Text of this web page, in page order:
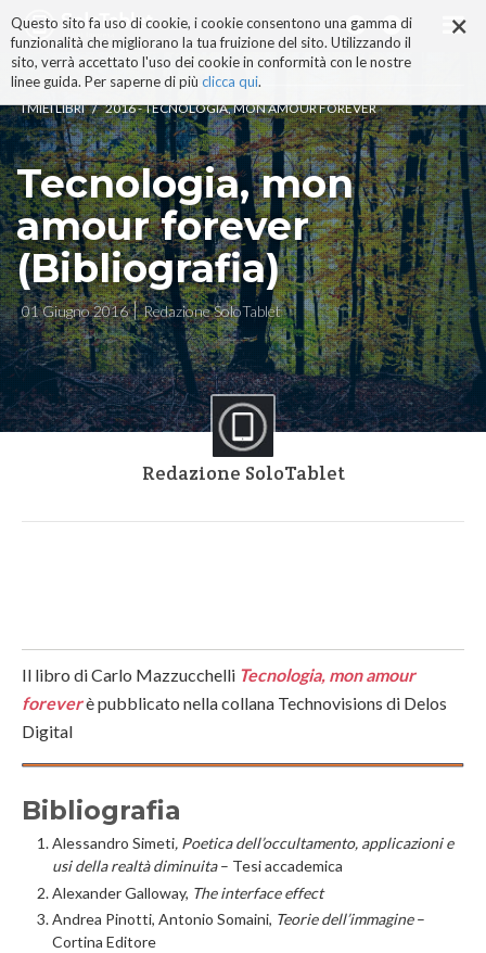
×
Questo sito fa uso di cookie, i cookie consentono una gamma di
funzionalità che migliorano la tua fruizione del sito. Utilizzando il
sito, verrà accettato l'uso dei cookie in conformità con le nostre
linee guida. Per saperne di più clicca qui.
ai
contenuti.
|
alla
navigazione
I MIEI LIBRI / 2016 - TECNOLOGIA, MON AMOUR FOREVER
Tecnologia, mon
amour forever
(Bibliografia)
01 Giugno 2016 Redazione SoloTablet
Redazione SoloTablet
Il libro di Carlo Mazzucchelli Tecnologia, mon amour
foreverè pubblicato nella collana Technovisions di Delos
Digital
Bibliografia
Alessandro Simeti, Poetica dell’occultamento, applicazioni e
usi della realtà diminuita– Tesi accademica
Alexander Galloway, The interface effect
Andrea Pinotti, Antonio Somaini, Teorie dell’immagine–
Cortina Editore